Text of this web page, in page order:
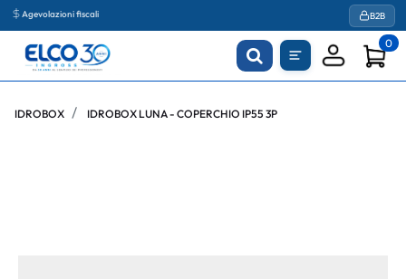
Agevolazioni fiscali B2B
0
IDROBOX IDROBOX LUNA - COPERCHIO IP55 3P